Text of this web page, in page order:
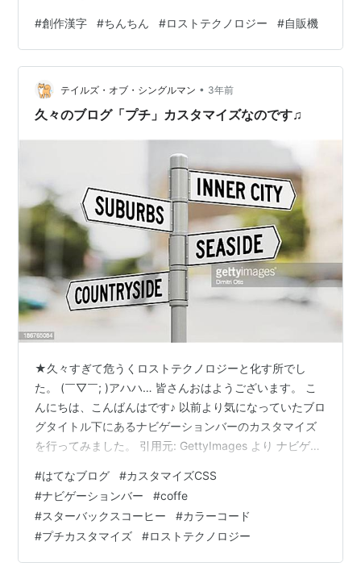
クノロジーみたいで悲哀があるのう。これはかつて人類
の科学の結晶だったのじゃ…みたいな。横のタバコとい
う看板も味わいがある どう見ても🤤✨
pic.twitter.com/thd0pwotKK — ヒロポン【ｳｸﾚﾚ】唄種🤤
♪ (@ph…
#創作漢字 #ちんちん #ロストテクノロジー #自販機
テイルズ・オブ・シングルマン • 3年前
久々のブログ「プチ」カスタマイズなのです♫
★久々すぎて危うくロストテクノロジーと化す所でし
た。 (￣▽￣; )アハハ… 皆さんおはようございます。 こ
んにちは、こんばんはです♪ 以前より気になっていたブロ
グタイトル下にあるナビゲーションバーのカスタマイズ
を行ってみました。 引用元: GettyImages より ナビゲー
て設置したもので、将来的に記事が増えていくであろう9
つのタグに絞って設置しました。
talesofme.hatenablog.com ですがいざ画面表示してみる
と、スマホやタブレットでは1番右端「etc」タグが「読
者になる」ボタンと被ってしまい、「etc」タグが押しづ
#はてなブログ #カスタマイズCSS
#ナビゲーションバー #coffe
#スターバックスコーヒー #カラーコード
#プチカスタマイズ #ロストテクノロジー